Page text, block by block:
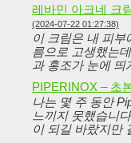
레바민 아크네 크
(2024-07-22 01:27:38)
이 크림은 내 피부
름으로 고생했는
과 홍조가 눈에
PIPERINOX – 초
나는 몇 주 동안
느끼지 못했습니
이 되길 바랐지만